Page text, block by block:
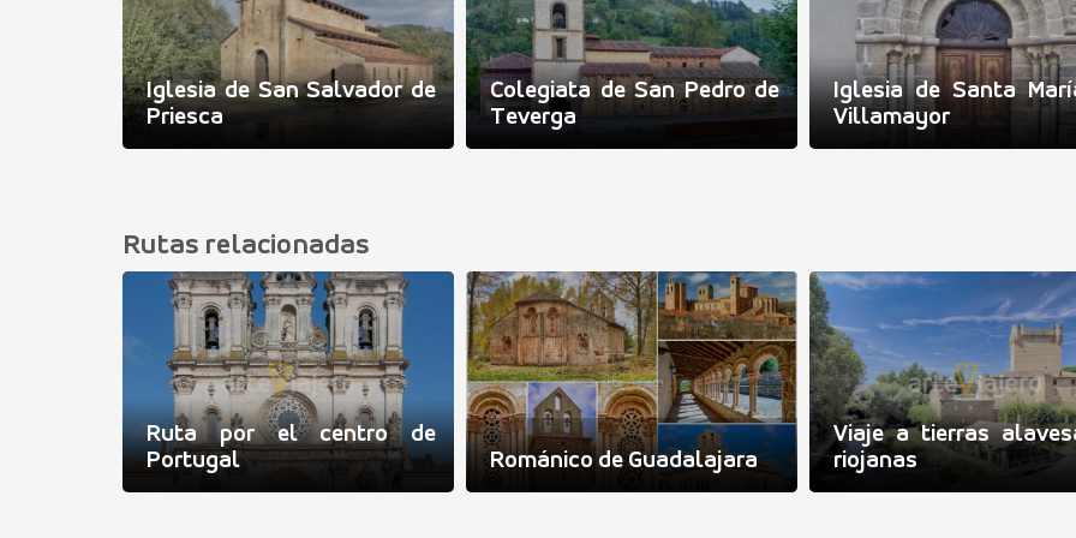
Iglesia de San Salvador de
Priesca
Colegiata de San Pedro de
Teverga
Iglesia de Santa
Villamayor
Rutas relacionadas
Ruta por el centro de
Portugal
Románico de Guadalajara
Viaje a tierras
riojanas